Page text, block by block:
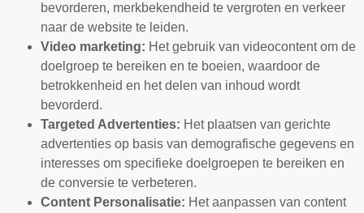
bevorderen, merkbekendheid te vergroten en verkeer
naar de website te leiden.
Video marketing: Het gebruik van videocontent om de
doelgroep te bereiken en te boeien, waardoor de
betrokkenheid en het delen van inhoud wordt
bevorderd.
Targeted Advertenties: Het plaatsen van gerichte
advertenties op basis van demografische gegevens en
interesses om specifieke doelgroepen te bereiken en
de conversie te verbeteren.
Content Personalisatie: Het aanpassen van content